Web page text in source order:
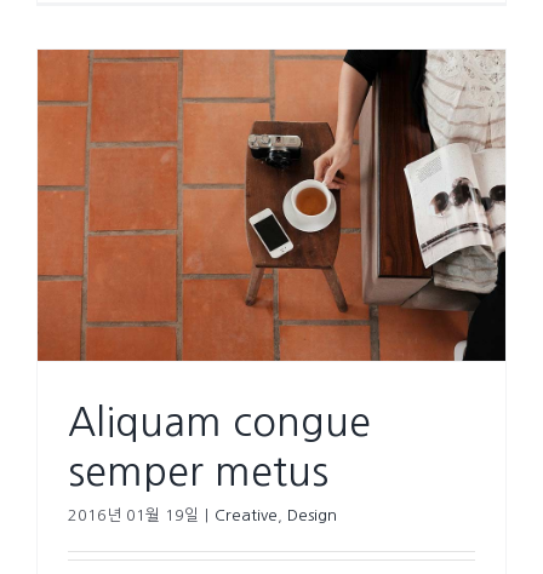
Aliquam congue
semper metus
2016년 01월 19일 Creative Design